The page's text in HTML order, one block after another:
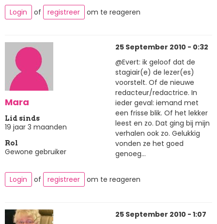
Login
of registreer om te reageren
Mara
Lid sinds
19 jaar 3 maanden
Rol
Gewone gebruiker
25 September 2010 - 0:32
@Evert: ik geloof dat de
stagiair(e) de lezer(es)
voorstelt. Of de nieuwe
redacteur/redactrice. In
ieder geval: iemand met
een frisse blik. Of het lekker
leest en zo. Dat ging bij mijn
verhalen ook zo. Gelukkig
vonden ze het goed
genoeg...
Login of registreer om te reageren
25 September 2010 - 1:07